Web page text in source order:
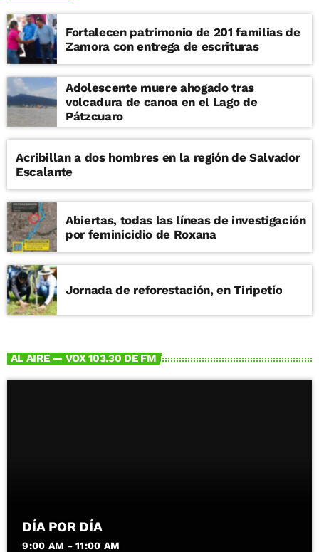
Fortalecen patrimonio de 201 familias de
Zamora con entrega de escrituras
Adolescente muere ahogado tras
volcadura de canoa en el Lago de
Pátzcuaro
Acribillan a dos hombres en la región de Salvador
Escalante
Abiertas, todas las líneas de investigación
por feminicidio de Roxana
Jornada de reforestación, en Tiripetío
AL AIRE — VOX 103.30 DE FM
DÍA POR DÍA
9:00 AM - 11:00 AM